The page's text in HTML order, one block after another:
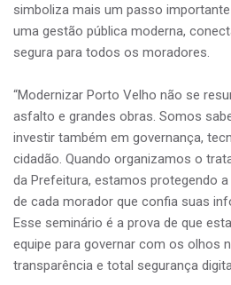
simboliza mais um passo
uma gestão pública moderna,
segura para todos os moradores.
“Modernizar Porto Velho não se
asfalto e grandes obras. Somos
investir também em governança,
cidadão. Quando organizamos o
da Prefeitura, estamos protegendo a
de cada morador que confia suas
Esse seminário é a prova de que
equipe para governar com os olhos
transparência e total segurança